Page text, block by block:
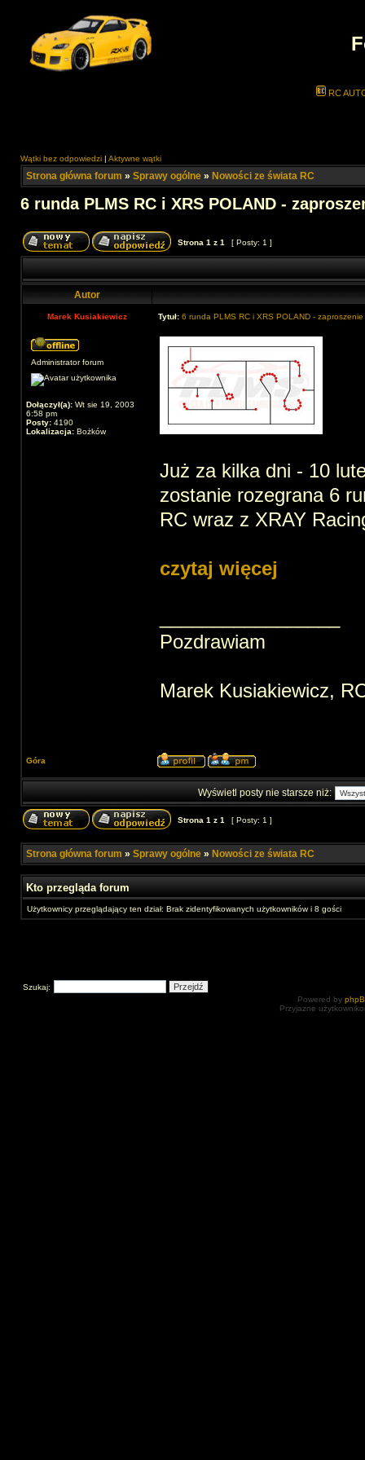
RC
Wątki bez odpowiedzi | Aktywne wątki
Strona główna forum » Sprawy ogólne » Nowości ze świata RC
6 runda PLMS RC i XRS POLAND -
Strona 1 z 1 [ Posty: 1 ]
Autor
Marek Kusiakiewicz Tytuł: 6 runda PLMS RC i XRS POLAND -
Administrator forum
Dołączył(a): Wt sie 19, 2003
6:58 pm
Posty: 4190
Lokalizacja: Bożków
Już za kilka dni - 10
zostanie rozegrana 6
RC wraz z XRAY
czytaj więcej
Pozdrawiam
Marek Kusiakiewicz,
Góra
Wyświetl posty nie starsze niż:
Strona 1 z 1 [ Posty: 1 ]
Strona główna forum » Sprawy ogólne » Nowości ze świata RC
Kto przegląda forum
Użytkownicy przeglądający ten dział: Brak zidentyfikowanych użytkowników i 8 gości
Szukaj:
Powered by
Przyjazne